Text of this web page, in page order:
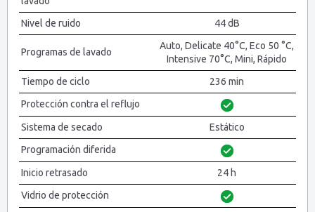
Nivel de ruido
44 dB
Programas de lavado
Auto, Delicate 40°C, Eco 50 °C,
Intensive 70°C, Mini, Rápido
Tiempo de ciclo
236 min
Protección contra el reflujo
Sistema de secado
Estático
Programación diferida
Inicio retrasado
24 h
Vidrio de protección